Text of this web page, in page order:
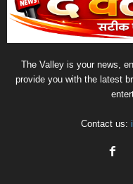
The Valley is your news,
provide you with the latest
Contact us: